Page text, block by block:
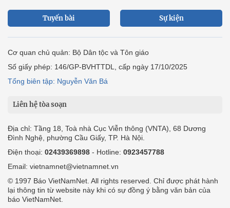
Tuyến bài Sự kiện
Cơ quan chủ quản: Bộ Dân tộc và Tôn giáo
Số giấy phép: 146/GP-BVHTTDL, cấp ngày 17/10/2025
Tổng biên tập: Nguyễn Văn Bá
Liên hệ tòa soạn
Địa chỉ: Tầng 18, Toà nhà Cục Viễn thông (VNTA), 68 Dương
Đình Nghệ, phường Cầu Giấy, TP. Hà Nội.
Điện thoại: 02439369898 - Hotline: 0923457788
Email: vietnamnet@vietnamnet.vn
© 1997 Báo VietNamNet. All rights reserved. Chỉ được phát hành
lại thông tin từ website này khi có sự đồng ý bằng văn bản của
báo VietNamNet.